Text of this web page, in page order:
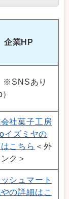
企業HP
あり
社菓子工房
イズミヤの
こちら ＜外
ク＞
シュマート
の詳細はこ